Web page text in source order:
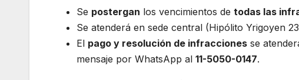
Se postergan los vencimientos de todas las
Se atenderá en sede central (Hipólito Yrigoyen
El pago y resolución de infracciones se
mensaje por WhatsApp al 11-5050-0147.